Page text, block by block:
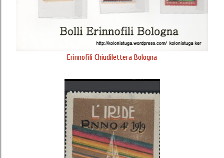
Erinnofili Chiudilettera Bologna